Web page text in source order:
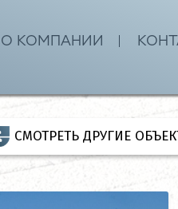
О КОМПАНИИ
СМОТРЕТЬ ДРУГИЕ